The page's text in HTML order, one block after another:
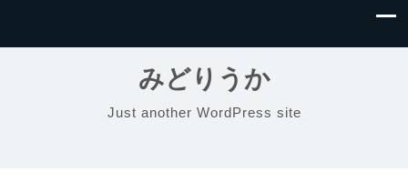
みどりうか
Just another WordPress site